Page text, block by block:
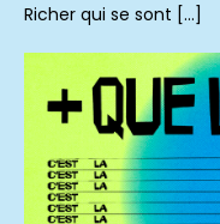
Richer qui se sont […]